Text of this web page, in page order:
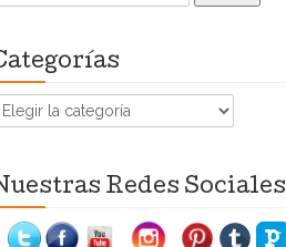
Redes Sociales